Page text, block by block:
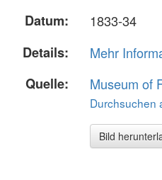
Datum:
1833-34
Details:
Mehr
Quelle:
Museum of
Durchsuchen
Bild